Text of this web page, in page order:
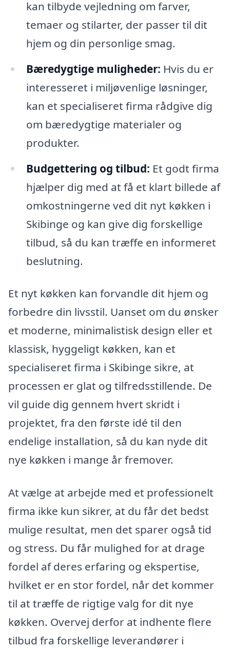
kan tilbyde vejledning om farver,
temaer og stilarter, der passer til dit
hjem og din personlige smag.
Bæredygtige muligheder: Hvis du er
interesseret i miljøvenlige løsninger,
kan et specialiseret firma rådgive dig
om bæredygtige materialer og
produkter.
Budgettering og tilbud: Et godt firma
hjælper dig med at få et klart billede af
omkostningerne ved dit nyt køkken i
Skibinge og kan give dig forskellige
tilbud, så du kan træffe en informeret
beslutning.
Et nyt køkken kan forvandle dit hjem og
forbedre din livsstil. Uanset om du ønsker
et moderne, minimalistisk design eller et
klassisk, hyggeligt køkken, kan et
specialiseret firma i Skibinge sikre, at
processen er glat og tilfredsstillende. De
vil guide dig gennem hvert skridt i
projektet, fra den første idé til den
endelige installation, så du kan nyde dit
nye køkken i mange år fremover.
At vælge at arbejde med et professionelt
firma ikke kun sikrer, at du får det bedst
mulige resultat, men det sparer også tid
og stress. Du får mulighed for at drage
fordel af deres erfaring og ekspertise,
hvilket er en stor fordel, når det kommer
til at træffe de rigtige valg for dit nye
køkken. Overvej derfor at indhente flere
tilbud fra forskellige leverandører i